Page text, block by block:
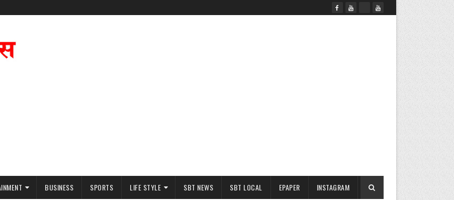
BUSINESS SPORTS LIFE STYLE SBT NEWS SBT LOCAL EPAPER INSTAGRAM